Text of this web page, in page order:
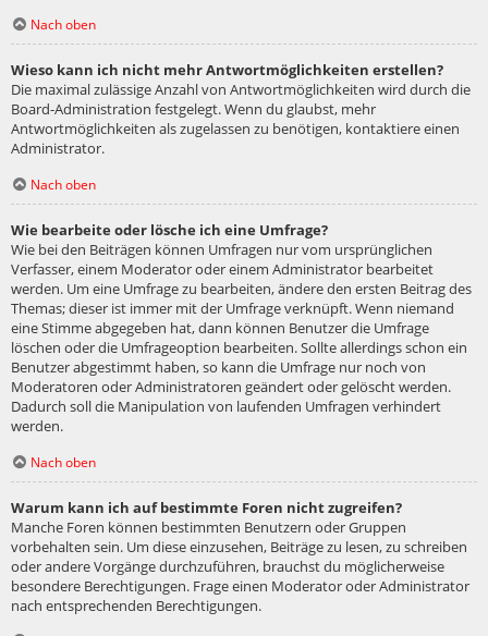
Nach oben
Wieso kann ich nicht mehr Antwortmöglichkeiten erstellen?
Die maximal zulässige Anzahl von Antwortmöglichkeiten wird durch die
Board-Administration festgelegt. Wenn du glaubst, mehr
Antwortmöglichkeiten als zugelassen zu benötigen, kontaktiere einen
Administrator.
Nach oben
Wie bearbeite oder lösche ich eine Umfrage?
Wie bei den Beiträgen können Umfragen nur vom ursprünglichen
Verfasser, einem Moderator oder einem Administrator bearbeitet
werden. Um eine Umfrage zu bearbeiten, ändere den ersten Beitrag des
Themas; dieser ist immer mit der Umfrage verknüpft. Wenn niemand
eine Stimme abgegeben hat, dann können Benutzer die Umfrage
löschen oder die Umfrageoption bearbeiten. Sollte allerdings schon ein
Benutzer abgestimmt haben, so kann die Umfrage nur noch von
Moderatoren oder Administratoren geändert oder gelöscht werden.
Dadurch soll die Manipulation von laufenden Umfragen verhindert
werden.
Nach oben
Warum kann ich auf bestimmte Foren nicht zugreifen?
Manche Foren können bestimmten Benutzern oder Gruppen
vorbehalten sein. Um diese einzusehen, Beiträge zu lesen, zu schreiben
oder andere Vorgänge durchzuführen, brauchst du möglicherweise
besondere Berechtigungen. Frage einen Moderator oder Administrator
nach entsprechenden Berechtigungen.